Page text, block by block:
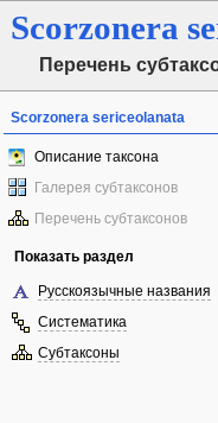
Scorzonera
Перечень
Scorzonera sericeolanata
Описание таксона
Галерея субтаксонов
Перечень субтаксонов
Показать раздел
Русскоязычные названия
Систематика
Субтаксоны